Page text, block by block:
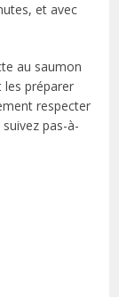
et avec
au saumon
les préparer
respecter
pas-à-